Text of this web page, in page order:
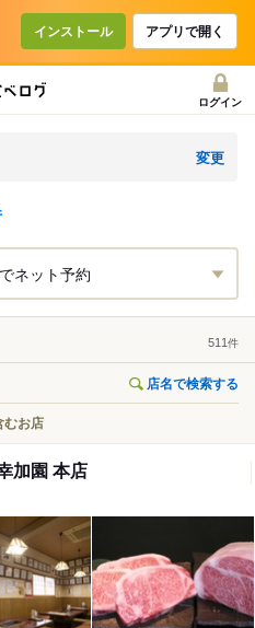
インストール アプリで開く
ログイン
変更
でネット予約
511 件
店名で検索する
むお店
加園 本店